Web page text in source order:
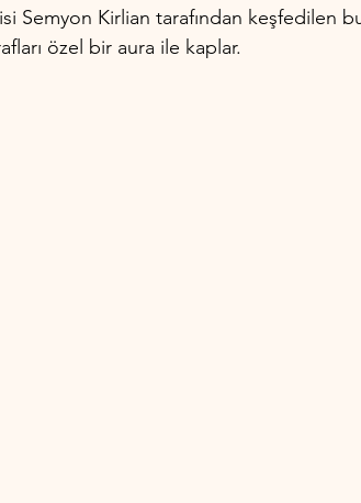
Semyon Kirlian tarafından keşfedilen
özel bir aura ile kaplar.